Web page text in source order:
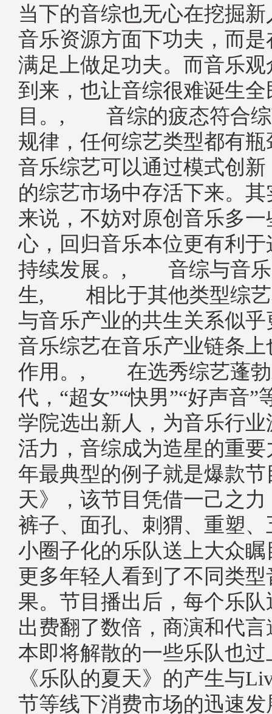
当下的音综也无心在挖掘
音乐资源方面下功夫，而
满足上做足功夫。而音乐
到来，也让音综很难诞生
目。, 音综的疲态符合综
规律，任何综艺类型都有
音乐综艺可以通过模式创
的综艺市场中存活下来。
来说，不妨对原创音乐多
心，回归音乐本位更有利
持续发展。, 音综与音乐
生, 相比于其他类型综艺
与音乐产业的共生关系似
音乐综艺在音乐产业链条
作用。, 在选秀综艺蓬勃
代，“超女”“快男”“好声音”
学院选出新人，为音乐行
活力，音综成为造星的重
年最典型的例子就是爆款
天》，该节目凭借一己之
裤子、面孔、刺猬、重塑
小圈子化的乐队送上大众
更多年轻人看到了不同类
果。节目播出后，每个乐
出费翻了数倍，商演和代
本即将解散的一些乐队也
《乐队的夏天》的产生与
节等线下消费市场的迅速